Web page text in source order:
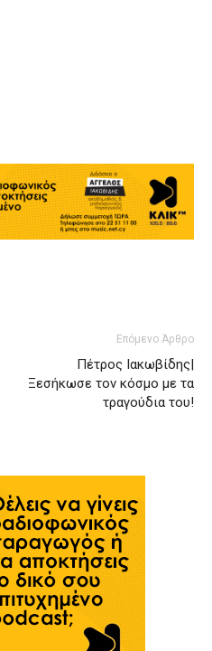
Επόμενο Άρθρο
Πέτρος Ιακωβίδης|
Ξεσήκωσε τον κόσμο με τα
τραγούδια του!